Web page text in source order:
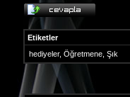
Etiketler
hediyeler, Öğretmene Şık